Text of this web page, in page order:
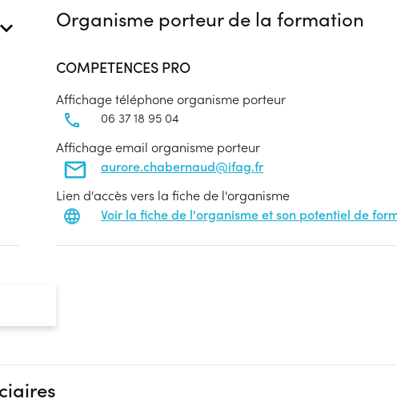
Organisme porteur de la formation
COMPETENCES PRO
Affichage téléphone organisme porteur
06 37 18 95 04
Affichage email organisme porteur
aurore.chabernaud@ifag.fr
Lien d'accès vers la fiche de l'organisme
Voir la fiche de l'organisme et son potentiel de